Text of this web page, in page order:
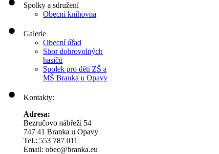
Spolky a sdružení
Obecní knihovna
Galerie
Obecní úřad
Sbor dobrovolných
hasičů
Spolek pro děti ZŠ a
MŠ Branka u Opavy
Kontakty:
Adresa:
Bezručovo nábřeží 54
747 41 Branka u Opavy
Tel.: 553 787 011
Email: obec@branka.eu